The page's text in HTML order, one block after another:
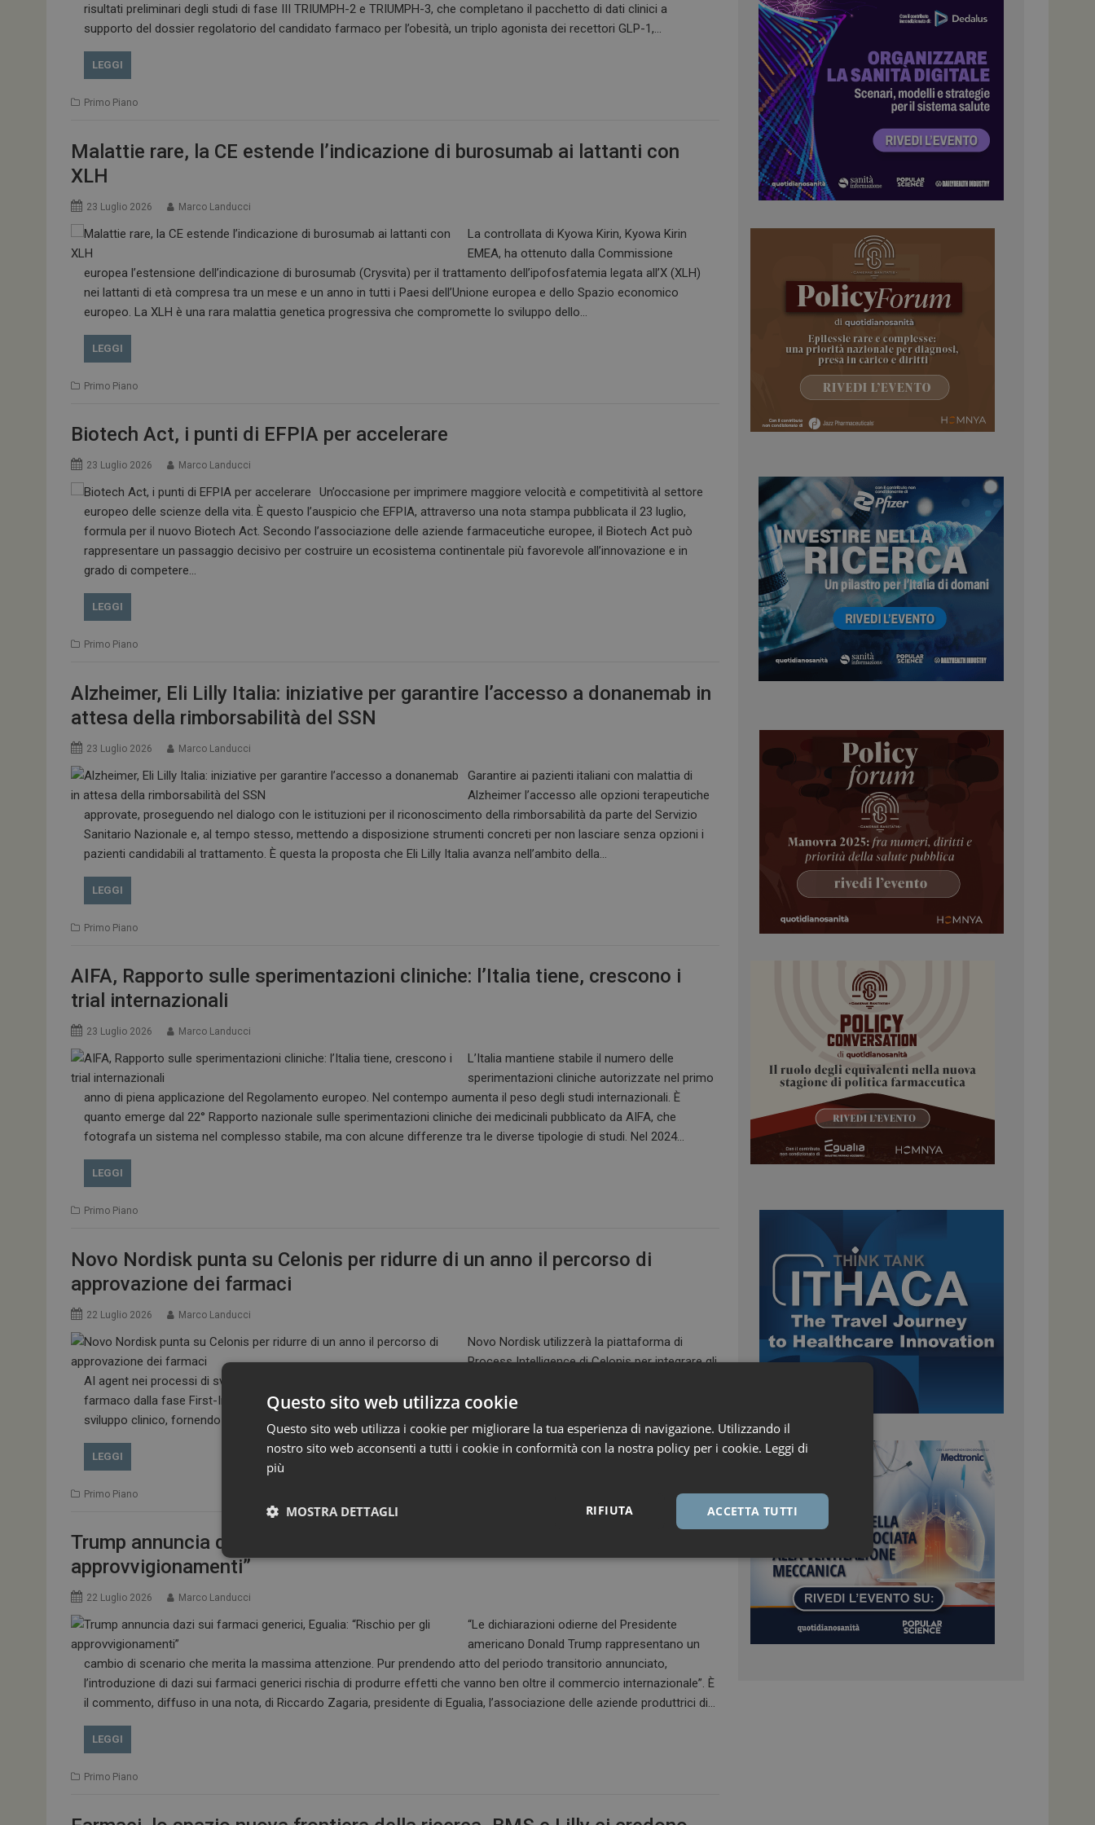
risultati preliminari degli studi di fase III TRIUMPH-2 e TRIUMPH-3, che completano il pacchetto di dati clinici a
supporto del dossier regolatorio del candidato farmaco per l’obesità, un triplo agonista dei recettori GLP-1,…
LEGGI
Primo Piano
Malattie rare, la CE estende l’indicazione di burosumab ai lattanti con
XLH
23 Luglio 2026 Marco Landucci
La controllata di Kyowa Kirin, Kyowa Kirin
EMEA, ha ottenuto dalla Commissione
europea l’estensione dell’indicazione di burosumab (Crysvita) per il trattamento dell’ipofosfatemia legata all’X (XLH)
nei lattanti di età compresa tra un mese e un anno in tutti i Paesi dell’Unione europea e dello Spazio economico
europeo. La XLH è una rara malattia genetica progressiva che compromette lo sviluppo dello…
LEGGI
Primo Piano
Biotech Act, i punti di EFPIA per accelerare
23 Luglio 2026 Marco Landucci
Un’occasione per imprimere maggiore velocità e competitività al settore
europeo delle scienze della vita. È questo l’auspicio che EFPIA, attraverso una nota stampa pubblicata il 23 luglio,
formula per il nuovo Biotech Act. Secondo l’associazione delle aziende farmaceutiche europee, il Biotech Act può
rappresentare un passaggio decisivo per costruire un ecosistema continentale più favorevole all’innovazione e in
grado di competere…
LEGGI
Primo Piano
Alzheimer, Eli Lilly Italia: iniziative per garantire l’accesso a donanemab in
attesa della rimborsabilità del SSN
23 Luglio 2026 Marco Landucci
Garantire ai pazienti italiani con malattia di
Alzheimer l’accesso alle opzioni terapeutiche
approvate, proseguendo nel dialogo con le istituzioni per il riconoscimento della rimborsabilità da parte del Servizio
Sanitario Nazionale e, al tempo stesso, mettendo a disposizione strumenti concreti per non lasciare senza opzioni i
pazienti candidabili al trattamento. È questa la proposta che Eli Lilly Italia avanza nell’ambito della…
LEGGI
Primo Piano
AIFA, Rapporto sulle sperimentazioni cliniche: l’Italia tiene, crescono i
trial internazionali
23 Luglio 2026 Marco Landucci
L’Italia mantiene stabile il numero delle
sperimentazioni cliniche autorizzate nel primo
anno di piena applicazione del Regolamento europeo. Nel contempo aumenta il peso degli studi internazionali. È
quanto emerge dal 22° Rapporto nazionale sulle sperimentazioni cliniche dei medicinali pubblicato da AIFA, che
fotografa un sistema nel complesso stabile, ma con alcune differenze tra le diverse tipologie di studi. Nel 2024…
LEGGI
Primo Piano
Novo Nordisk punta su Celonis per ridurre di un anno il percorso di
approvazione dei farmaci
22 Luglio 2026 Marco Landucci
Novo Nordisk utilizzerà la piattaforma di
Process Intelligence di Celonis per integrare gli
AI agent nei processi di sviluppo clinico, con l’obiettivo di ridurre di un anno il tempo necessario per portare un
farmaco dalla fase First-In-Human all’approvazione. La piattaforma punta a creare un modello digitale dei processi di
sviluppo clinico, fornendo agli AI agent il contesto necessario per individuare…
LEGGI
Primo Piano
Trump annuncia dazi sui farmaci generici, Egualia: “Rischio per gli
approvvigionamenti”
22 Luglio 2026 Marco Landucci
“Le dichiarazioni odierne del Presidente
americano Donald Trump rappresentano un
cambio di scenario che merita la massima attenzione. Pur prendendo atto del periodo transitorio annunciato,
l’introduzione di dazi sui farmaci generici rischia di produrre effetti che vanno ben oltre il commercio internazionale”. È
il commento, diffuso in una nota, di Riccardo Zagaria, presidente di Egualia, l’associazione delle aziende produttrici di…
LEGGI
Primo Piano
Questo sito web utilizza cookie
Questo sito web utilizza i cookie per migliorare la tua esperienza di navigazione. Utilizzando il
nostro sito web acconsenti a tutti i cookie in conformità con la nostra policy per i cookie. Leggi di
più
ACCETTA TUTTI
RIFIUTA
MOSTRA DETTAGLI
Necessari Marketing
I cookie necessari contribuiscono a rendere fruibile il sito web abilitandone funzionalità di base quali la navigazione sulle pagine